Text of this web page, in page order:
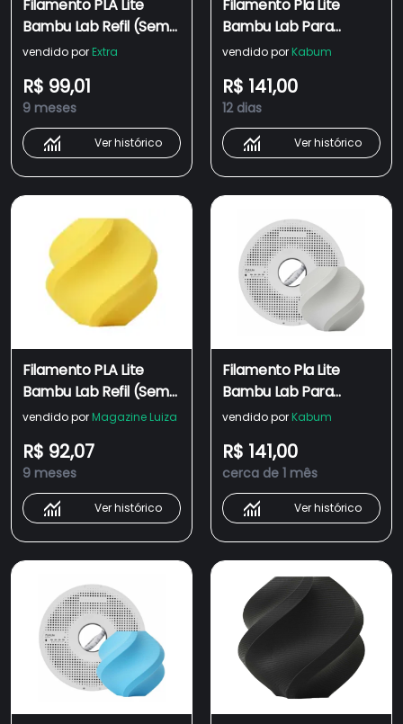
Filamento PLA Lite
Bambu Lab Refil (Sem
Carretel) para
Vermelho 1 Kg
vendido por Extra
R$ 99,01
9 meses
Ver histórico
Filamento Pla Lite
Bambu Lab Para
Impressora 3d Preto
spl
vendido por Kabum
R$ 141,00
12 dias
Ver histórico
Filamento PLA Lite
Bambu Lab Refil (Sem
Carretel) para
Amarelo 1 Kg
vendido por Magazine Luiza
R$ 92,07
9 meses
Ver histórico
Filamento Pla Lite
Bambu Lab Para
Impressora 3d Cinza
vendido por Kabum
R$ 141,00
cerca de 1 mês
Ver histórico